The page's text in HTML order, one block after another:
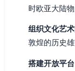
时欧亚大陆
组织文化艺
敦煌的历史
搭建开放平台